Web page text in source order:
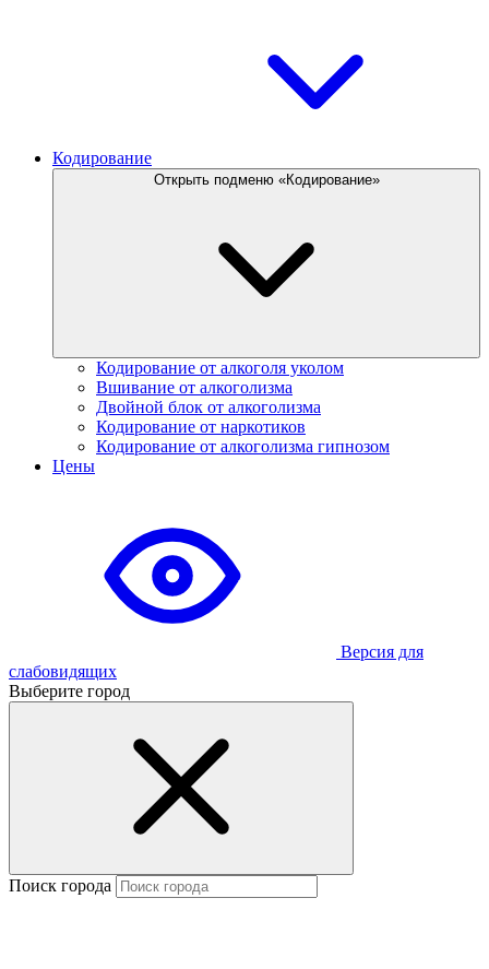
Кодирование
Открыть подменю «Кодирование»
Кодирование от алкоголя уколом
Вшивание от алкоголизма
Двойной блок от алкоголизма
Кодирование от наркотиков
Кодирование от алкоголизма гипнозом
Цены
Версия для
слабовидящих
Выберите город
Поиск города